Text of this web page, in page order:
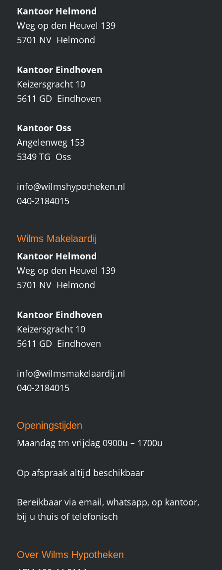
Kantoor Helmond
Weg op den Heuvel 139
5701 NV Helmond
Kantoor Eindhoven
Keizersgracht 10
5611 GD Eindhoven
Kantoor Oss
Angelenweg 153
5349 TG Oss
info@wilmshypotheken.nl
040-2184015
Wilms Makelaardij
Kantoor Helmond
Weg op den Heuvel 139
5701 NV Helmond
Kantoor Eindhoven
Keizersgracht 10
5611 GD Eindhoven
info@wilmsmakelaardij.nl
040-2184015
Openingstijden
Maandag tm vrijdag 0900u – 1700u
Op afspraak altijd beschikbaar
Bereikbaar via email, whatsapp, op kantoor,
bij u thuis of telefonisch
Over Wilms Hypotheken